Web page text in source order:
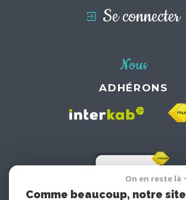
Se connecter
Nous
ADHÉRONS
On en reste là
Comme beaucoup, notre site